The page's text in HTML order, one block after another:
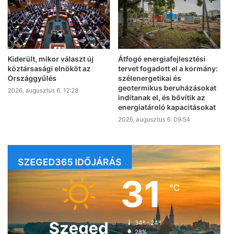
Kiderült, mikor választ új
köztársasági elnököt az
Országgyűlés
2026, augusztus 6. 12:28
Átfogó energiafejlesztési
tervet fogadott el a kormány:
szélenergetikai és
geotermikus beruházásokat
indítanak el, és bővítik az
energiatároló kapacitásokat
2026, augusztus 6. 09:54
SZEGED365 IDŐJÁRÁS
Szeged
31℃
34º - 24º
28%